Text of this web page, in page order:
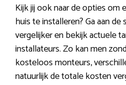
Kijk jij ook naar de opties om
huis te installeren? Ga aan
vergelijker en bekijk actuele
installateurs. Zo kan men
kosteloos monteurs,
natuurlijk de totale kosten